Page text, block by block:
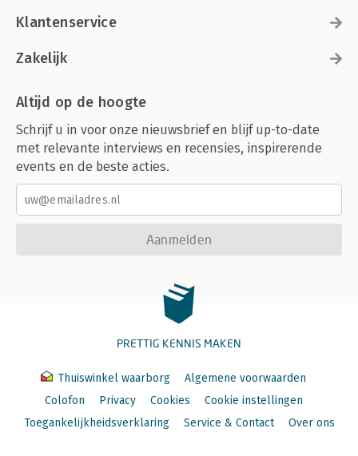
Klantenservice
Zakelijk
Altijd op de hoogte
Schrijf u in voor onze nieuwsbrief en blijf up-to-date
met relevante interviews en recensies, inspirerende
events en de beste acties.
Aanmelden
PRETTIG KENNIS MAKEN
Thuiswinkel waarborg
Algemene voorwaarden
Colofon
Privacy Cookies
Cookie instellingen
Toegankelijkheidsverklaring
Service & Contact Over ons